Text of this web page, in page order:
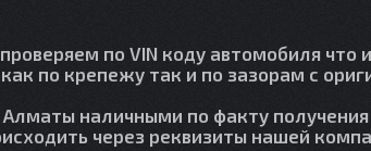
по VIN коду автомобиля что
по крепежу так и по зазорам с
Алматы наличными по факту
через реквизиты нашей